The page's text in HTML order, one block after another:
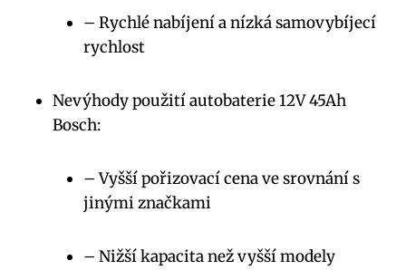
– Rychlé nabíjení a nízká samovybíjecí
rychlost
Nevýhody použití autobaterie 12V 45Ah
Bosch:
– Vyšší pořizovací cena ve srovnání s
jinými značkami
– Nižší kapacita než vyšší modely